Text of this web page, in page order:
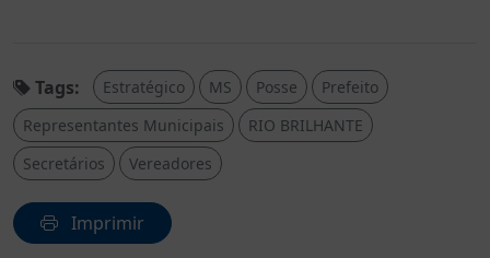
Tags: Estratégico MS Posse
Prefeito
Representantes Municipais
RIO BRILHANTE
Secretários
Vereadores
Imprimir